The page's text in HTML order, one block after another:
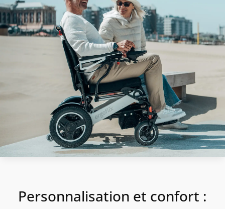
Personnalisation et confort :